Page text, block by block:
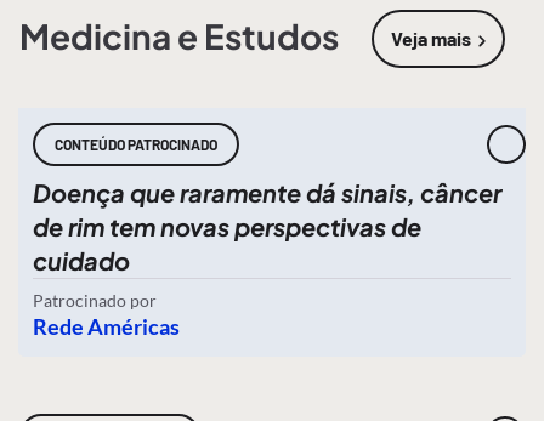
Medicina e Estudos Veja mais
sobre
CONTEÚDO PATROCINADO
Doença que raramente dá sinais, câncer
de rim tem novas perspectivas de
cuidado
Patrocinado por
Rede Américas